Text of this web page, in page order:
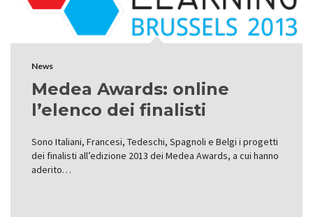
News
Medea Awards: online
l’elenco dei finalisti
Sono Italiani, Francesi, Tedeschi, Spagnoli e Belgi i progetti
dei finalisti all’edizione 2013 dei Medea Awards, a cui hanno
aderito…